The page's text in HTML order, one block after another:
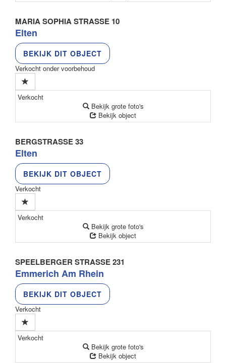
MARIA SOPHIA STRASSE 10
Elten
BEKIJK DIT OBJECT
Verkocht onder voorbehoud
Verkocht
Bekijk grote foto's
Bekijk object
BERGSTRASSE 33
Elten
BEKIJK DIT OBJECT
Verkocht
Verkocht
Bekijk grote foto's
Bekijk object
SPEELBERGER STRASSE 231
Emmerich Am Rhein
BEKIJK DIT OBJECT
Verkocht
Verkocht
Bekijk grote foto's
Bekijk object